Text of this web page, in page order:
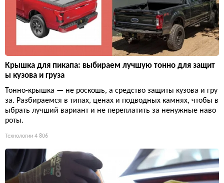
Крышка для пикапа: выбираем лучшую тонно для защит
ы кузова и груза
Тонно-крышка — не роскошь, а средство защиты кузова и гру
за. Разбираемся в типах, ценах и подводных камнях, чтобы в
ыбрать лучший вариант и не переплатить за ненужные наво
роты.
Технологии 4 806